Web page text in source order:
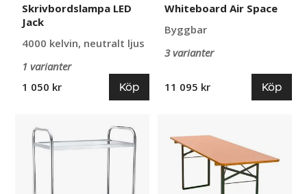
Skrivbordslampa LED
Jack
4000 kelvin, neutralt ljus
1 varianter
1 050 kr
Köp
Whiteboard Air Space
Byggbar
3 varianter
11 095 kr Köp
serveringsvagn
Oktoberfest